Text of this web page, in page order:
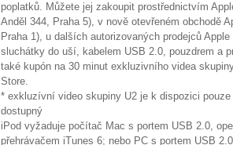
poplatků. Můžete jej zakoupit prostřednictvím
Anděl 344, Praha 5), v nově otevřeném obchodě
Praha 1), u dalších autorizovaných prodejců
sluchátky do uší, kabelem USB 2.0, pouzdrem a
také kupón na 30 minut exkluzivního videa
Store.
* exkluzívní video skupiny U2 je k dispozici
dostupný
iPod vyžaduje počítač Mac s portem USB 2.0,
přehrávačem iTunes 6; nebo PC s portem USB